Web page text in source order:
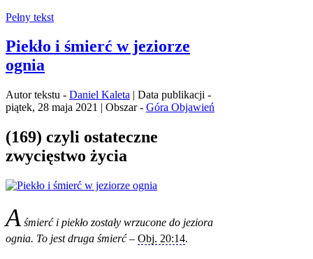
Pełny tekst
Piekło i śmierć w jeziorze
ognia
Autor tekstu - Daniel Kaleta | Data publikacji -
piątek, 28 maja 2021 | Obszar - Góra Objawień
(169) czyli ostateczne
zwycięstwo życia
A śmierć i piekło zostały wrzucone do jeziora
ognia. To jest druga śmierć– Obj. 20:14.